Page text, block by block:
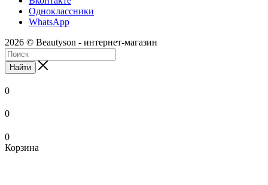
Одноклассники
WhatsApp
2026 © Beautyson - интернет-магазин
Найти
0
0
0
Корзина